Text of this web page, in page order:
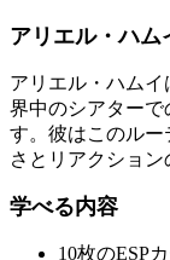
アリエル・ハム
アリエル・ハムイ
界中のシアター
す。彼はこのル
さとリアクション
学べる内容
10枚のESP